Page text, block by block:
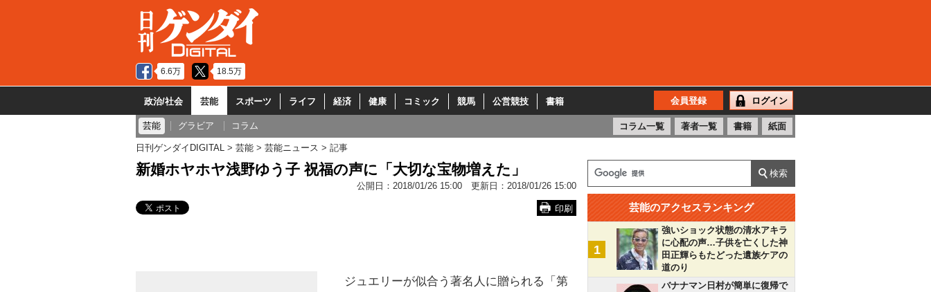
6.6万 18.5万
政治/社会 芸能 スポーツ ライフ 経済 健康 コミック 競馬 公営競技 書籍 会員登録 ログイン
芸能 グラビア コラム コラム一覧 著者一覧 書籍 紙面
日刊ゲンダイDIGITAL 芸能 芸能ニュース 記事
新婚ホヤホヤ浅野ゆう子 祝福の声に「大切な宝物増えた」
公開日： 2018/01/26 15:00 更新日： 2018/01/26 15:00
印刷
ジュエリーが似合う著名人に贈られる「第
芸能のアクセスランキング
1
強いショック状態の清水アキラ
に心配の声…子供を亡くした神
田正輝らもたどった遺族ケアの
道のり
バナナマン日村が簡単に復帰で